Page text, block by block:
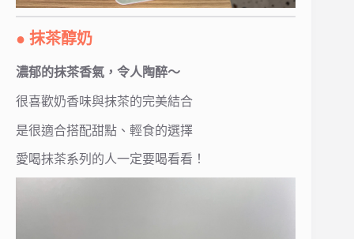
● 抹茶醇奶
濃郁的抹茶香氣，令人陶醉～
很喜歡奶香味與抹茶的完美結合
是很適合搭配甜點、輕食的選擇
愛喝抹茶系列的人一定要喝看看！